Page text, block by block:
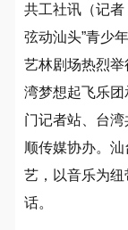
共工社讯（记
弦动汕头”青少
艺林剧场热烈
湾梦想起飞乐
门记者站、台
顺传媒协办。
艺，以音乐为
话。